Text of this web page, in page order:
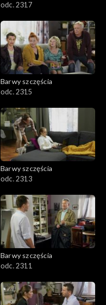
odc. 2317
Barwy szczęścia
odc. 2315
Barwy szczęścia
odc. 2313
Barwy szczęścia
odc. 2311